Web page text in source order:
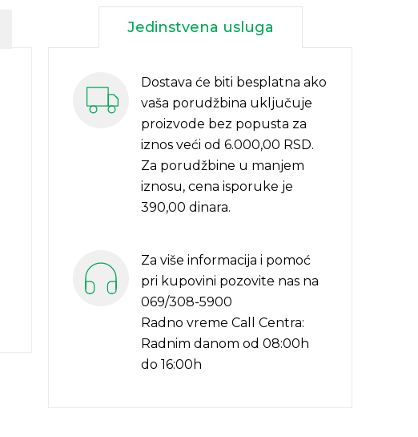
Jedinstvena usluga
Dostava će biti besplatna ako
vaša porudžbina uključuje
proizvode bez popusta za
iznos veći od 6.000,00 RSD.
Za porudžbine u manjem
iznosu, cena isporuke je
390,00 dinara.
Za više informacija i pomoć
pri kupovini pozovite nas na
069/308-5900
Radno vreme Call Centra:
Radnim danom od 08:00h
do 16:00h